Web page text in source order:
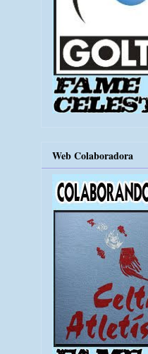
Web Colaboradora